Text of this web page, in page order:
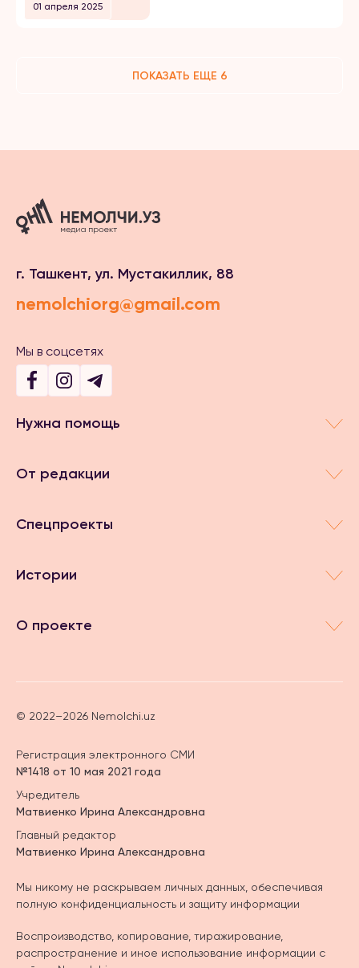
01 апреля 2025
ПОКАЗАТЬ ЕЩЕ 6
г. Ташкент, ул. Мустакиллик, 88
nemolchiorg@gmail.com
Мы в соцсетях
Нужна помощь
От редакции
Спецпроекты
Истории
О проекте
© 2022–2026 Nemolchi.uz
Регистрация электронного СМИ
№1418 от 10 мая 2021 года
Учредитель
Матвиенко Ирина Александровна
Главный редактор
Матвиенко Ирина Александровна
Мы никому не раскрываем личных данных, обеспечивая
полную конфиденциальность и защиту информации
Воспроизводство, копирование, тиражирование,
распространение и иное использование информации с